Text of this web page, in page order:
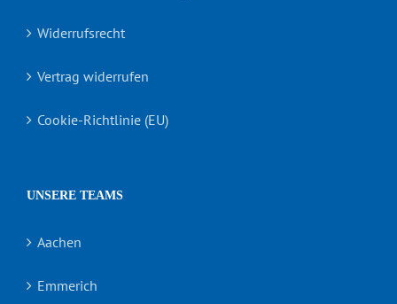
Widerrufsrecht
Vertrag widerrufen
Cookie-Richtlinie (EU)
UNSERE TEAMS
Aachen
Emmerich